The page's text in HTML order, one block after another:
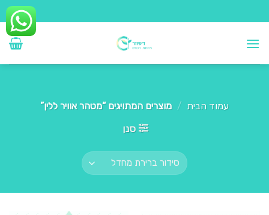
to
content
עמוד הבית / מוצרים המתויגים “מטהר אוויר ללין”
סנן